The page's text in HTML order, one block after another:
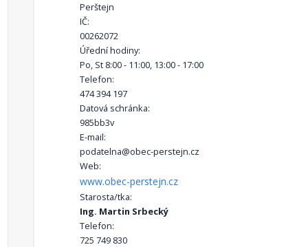
Perštejn
IČ:
00262072
Úřední hodiny:
Po, St 8:00 - 11:00, 13:00 - 17:00
Telefon:
474 394 197
Datová schránka:
985bb3v
E-mail:
podatelna@obec-perstejn.cz
Web:
www.obec-perstejn.cz
Starosta/tka:
Ing. Martin Srbecký
Telefon:
725 749 830